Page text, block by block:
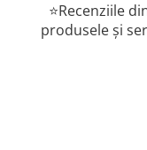
⭐Recenziile
produsele și